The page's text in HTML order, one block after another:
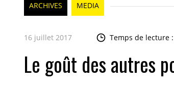
ARCHIVES MEDIA
16 juillet 2017 Temps de lecture
Le goût des autres